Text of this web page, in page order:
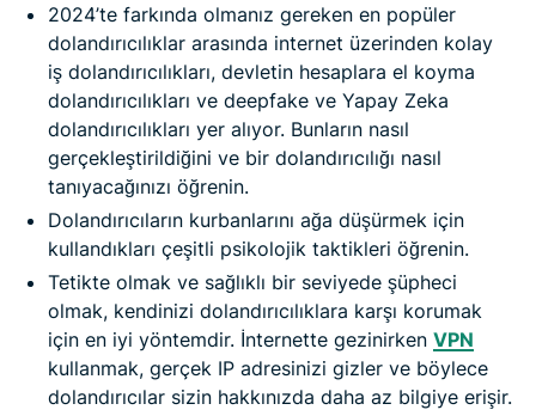
2024’te farkında olmanız gereken en popüler
dolandırıcılıklar arasında internet üzerinden kolay
iş dolandırıcılıkları, devletin hesaplara el koyma
dolandırıcılıkları ve deepfake ve Yapay Zeka
dolandırıcılıkları yer alıyor. Bunların nasıl
gerçekleştirildiğini ve bir dolandırıcılığı nasıl
tanıyacağınızı öğrenin.
Dolandırıcıların kurbanlarını ağa düşürmek için
kullandıkları çeşitli psikolojik taktikleri öğrenin.
Tetikte olmak ve sağlıklı bir seviyede şüpheci
olmak, kendinizi dolandırıcılıklara karşı korumak
için en iyi yöntemdir. İnternette gezinirken VPN
kullanmak, gerçek IP adresinizi gizler ve böylece
dolandırıcılar sizin hakkınızda daha az bilgiye erişir.